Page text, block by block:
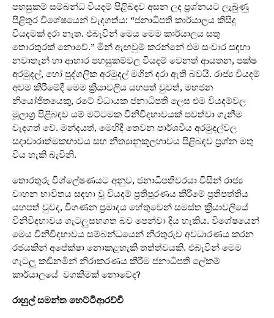
පහසුකම් සම්බන්ධ වියදම් පිළිබඳව අසන ලද ප්‍රශ්නයට ලැබුණු
පිළිතුර විශේෂයෙන් වැදගත්ය: “ජනාධිපති කාර්යාලය කිසිදු
වියදමක් දරා නැත. එබැවින් මෙය මෙම කාර්යාලය සතු
තොරතුරක් නොවේ.” මින් ඇඟවුම් කරන්නේ එම සංචාර සඳහා
නවාතැන් හා ආහාර පහසුකම්වල වියදම් වෙනත් ආයතන, පක්ෂ
අරමුදල්, හෝ පුද්ගලික අරමුදල් මගින් දරා ඇති බවයි. රාජ්‍ය වියදම්
අවම කිරීමේදී මෙම ක්‍රියාවලිය යහපත් වුවත්, මහජන
නියෝජිතයෙකු, රටේ විධායක ජනාධිපති ලෙස එම වියදම්වල
මූලාශ්‍ර පිළිබඳව යම් මට්ටමක විනිවිදභාවයක් පවත්වා ගැනීම
වැදගත් වේ. මන්දයත්, මෙහිදී තෙවන පාර්ශවීය අරමුදල්වල
සදාචාරාත්මකභාවය සහ නීත්‍යානුකූලභාවය පිළිබඳව ප්‍රශ්න මතු
විය හැකි බැවිනි.
තොරතුරු විශ්ලේෂණයට අනුව, ජනාධිපතිවරයා විසින් රාජ්‍ය
වාහන භාවිතය සඳහා වූ වියදම් ප්‍රතිපූරණය කිරීමේ ප්‍රතිපත්තිය
යහපත් වුවද, විගණන ප්‍රමාදය හේතුවෙන් සමස්ත ක්‍රියාවලියේ
විනිවිදභාවය ගැටලුසහගත බව පෙන්වා දිය හැකිය. විශේෂයෙන්
මෙය විනිවිදභාවය සම්බන්ධයෙන් නිරතුරුව අවධාරණය කරන
රජයකින් අපේක්ෂා නොකළහැකි තත්ත්වයකි. එබැවින් මෙම
ගැටලු කඩිනමින් නිරාකරණය කිරීම ජනාධිපති ලේකම්
කාර්යාලයේ වගකීමක් නොවේද?
රාහුල් සමන්ත හෙට්ටිආරච්චි